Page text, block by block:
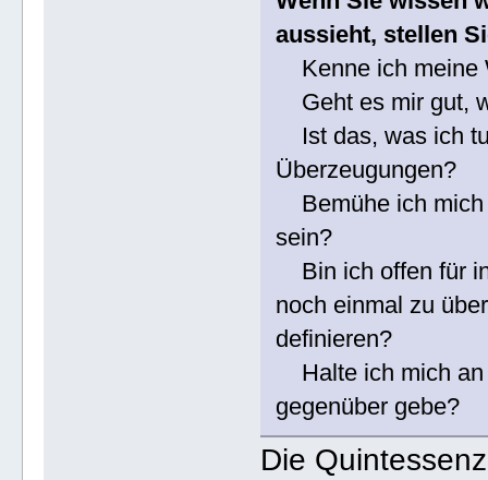
aussieht, stellen
Kenne ich meine
Geht es mir gut,
Ist das, was ich
Überzeugungen?
Bemühe ich mich
sein?
Bin ich offen für
noch einmal zu
definieren?
Halte ich mich an
gegenüber gebe?
Die